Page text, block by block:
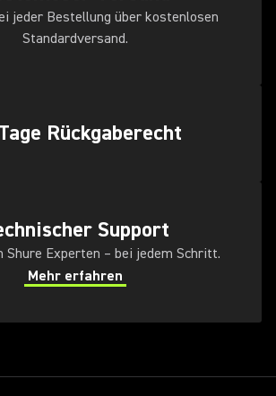
jeder Bestellung über kostenlosen
Standardversand.
Rückgaberecht
Support
Shure Experten – bei jedem Schritt.
Mehr erfahren